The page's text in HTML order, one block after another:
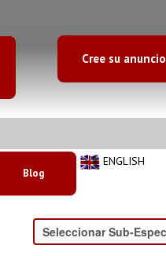
Cree su anuncio
ENGLISH
Blog